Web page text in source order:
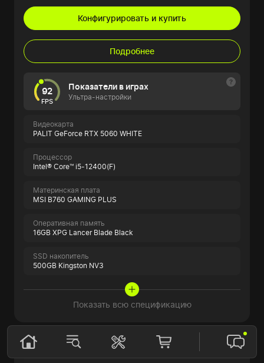
Конфигурировать и купить
Подробнее
92
FPS
Показатели в играх
Ультра-настройки
Видеокарта
PALIT GeForce RTX 5060 WHITE
Процессор
Intel® Core™ i5-12400(F)
Материнская плата
MSI B760 GAMING PLUS
Оперативная память
16GB XPG Lancer Blade Black
SSD накопитель
500GB Kingston NV3
Показать всю спецификацию